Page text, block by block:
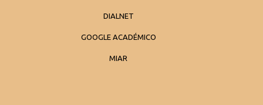
DIALNET
GOOGLE ACADÉMICO
MIAR